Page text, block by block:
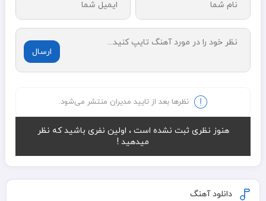
ارسال
نظرها بعد از تایید مدیران منتشر می‌شود.
هنوز نظری ثبت نشده است ، اولین نفری باشید که نظر
میدهید !
دانلود آهنگ